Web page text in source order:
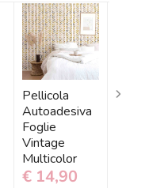
Pellicola
Autoadesiva
Foglie
Vintage
Multicolor
€ 14,90